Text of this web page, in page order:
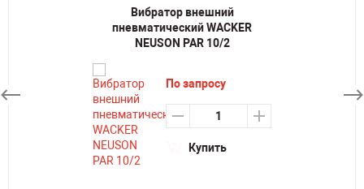
Вибратор внешний
пневматический WACKER
NEUSON PAR 10/2
По запросу
Купить